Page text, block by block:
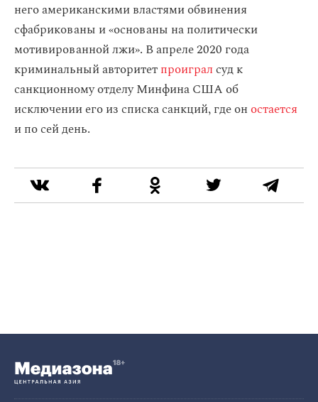
него американскими властями обвинения
сфабрикованы и «основаны на политически
мотивированной лжи». В апреле 2020 года
криминальный авторитетпроигралсуд к
санкционному отделу Минфина США об
исключении его из списка санкций, где он остается
и по сей день.